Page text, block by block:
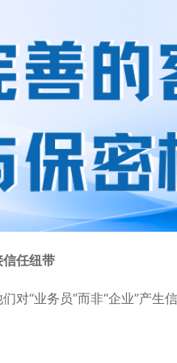
任纽带
对“业务员”而非“企业”产生